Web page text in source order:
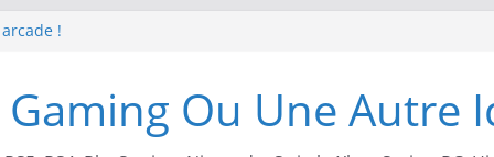
!
de retour ! Ou Une Autre